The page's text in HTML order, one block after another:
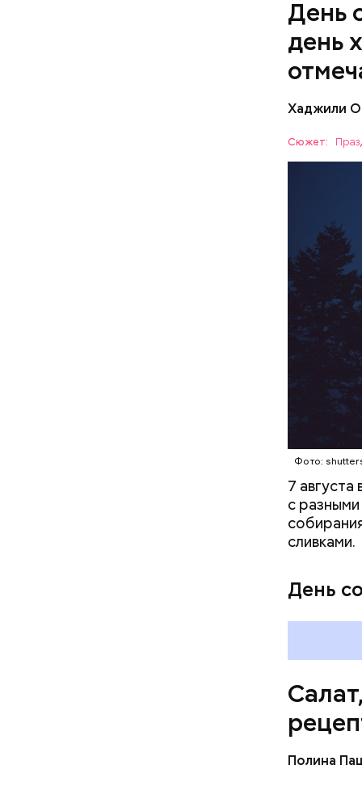
День
день
Хаджили
Сюжет:
Фото:
7
с
сливками.
День
День
любители
ЕДА
Полина
чеснок;
соль.
Вред
Фото: